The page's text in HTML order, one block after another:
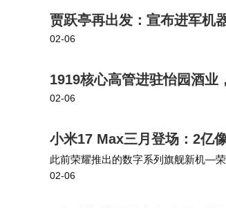
贾跃亭再出发：宣布进军机
02-06
1919核心高管进驻怡园酒业
02-06
小米17 Max三月登场：2亿
此前荣耀推出的数字系列旗舰新机—
示，这本来是小米17 Air的设计，但
02-06